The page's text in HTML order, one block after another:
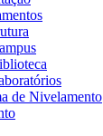
de Nivelamento